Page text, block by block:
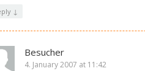
↓
Besucher
4. January 2007 at 11:42